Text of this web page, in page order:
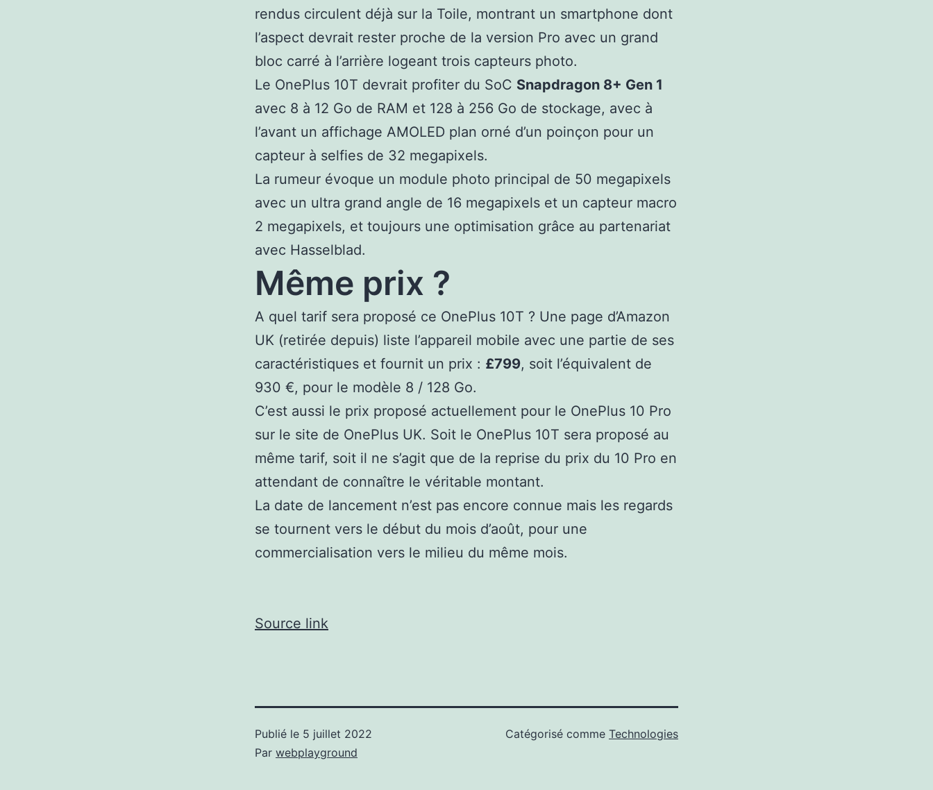
rendus circulent déjà sur la Toile, montrant un smartphone dont
l’aspect devrait rester proche de la version Pro avec un grand
bloc carré à l’arrière logeant trois capteurs photo.
Le OnePlus 10T devrait profiter du SoC Snapdragon 8+ Gen 1
avec 8 à 12 Go de RAM et 128 à 256 Go de stockage, avec à
l’avant un affichage AMOLED plan orné d’un poinçon pour un
capteur à selfies de 32 megapixels.
La rumeur évoque un module photo principal de 50 megapixels
avec un ultra grand angle de 16 megapixels et un capteur macro
2 megapixels, et toujours une optimisation grâce au partenariat
avec Hasselblad.
Même prix ?
A quel tarif sera proposé ce OnePlus 10T ? Une page d’Amazon
UK (retirée depuis) liste l’appareil mobile avec une partie de ses
caractéristiques et fournit un prix : £799, soit l’équivalent de
930 €, pour le modèle 8 / 128 Go.
C’est aussi le prix proposé actuellement pour le OnePlus 10 Pro
sur le site de OnePlus UK. Soit le OnePlus 10T sera proposé au
même tarif, soit il ne s’agit que de la reprise du prix du 10 Pro en
attendant de connaître le véritable montant.
La date de lancement n’est pas encore connue mais les regards
se tournent vers le début du mois d’août, pour une
commercialisation vers le milieu du même mois.
Source link
Publié le 5 juillet 2022
Par webplayground
Catégorisé comme Technologies